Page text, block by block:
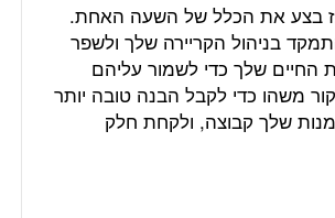
אז בצע את הכלל של השעה האחת.
בניהול הקריירה שלך ולשפר
החיים שלך כדי לשמור עליהם
משהו כדי לקבל הבנה טובה יותר
שלך קבוצה, ולקחת חלק